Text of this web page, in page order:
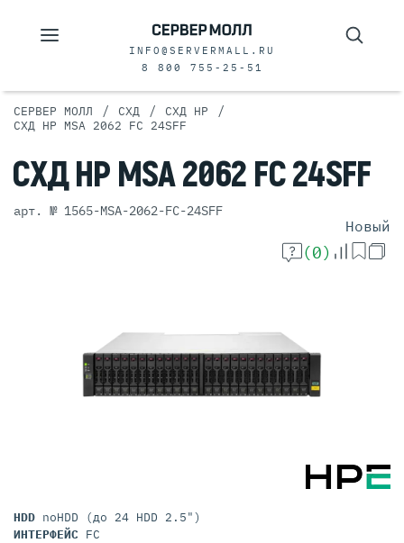
INFO@SERVERMALL.RU
8 800 755-25-51
СЕРВЕР МОЛЛ / СХД / СХД HP /
СХД HP MSA 2062 FC 24SFF
СХДHP MSA 2062 FC24SFF
арт. № 1565-MSA-2062-FC-24SFF
Новый
(0)
HDD noHDD (до 24 HDD 2.5")
ИНТЕРФЕЙС FC